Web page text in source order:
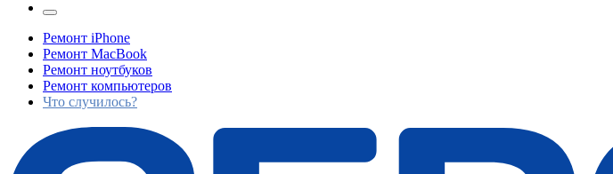
Ремонт iPhone
Ремонт MacBook
Ремонт ноутбуков
Ремонт компьютеров
Что случилось?